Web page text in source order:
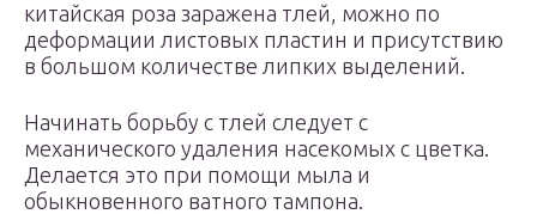
китайская роза заражена тлей, можно по
деформации листовых пластин и присутствию
в большом количестве липких выделений.
Начинать борьбу с тлей следует с
механического удаления насекомых с цветка.
Делается это при помощи мыла и
обыкновенного ватного тампона.